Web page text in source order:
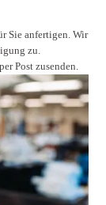
Sie anfertigen. Wir
zu.
Post zusenden.